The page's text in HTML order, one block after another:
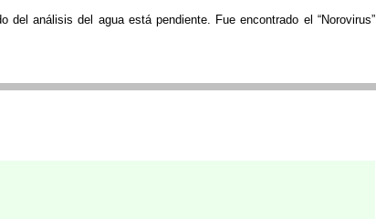
análisis del agua está pendiente. Fue encontrado el